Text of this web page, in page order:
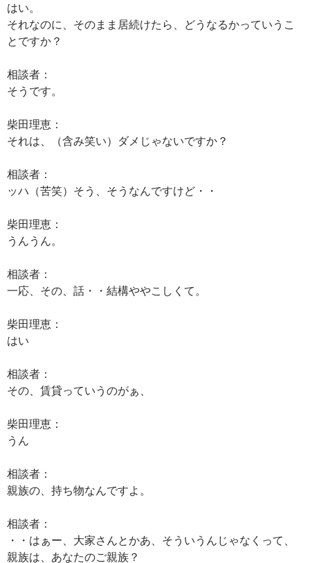
はい。
それなのに、そのまま居続けたら、どうなるかっていうこ
とですか？
相談者：
そうです。
柴田理恵：
それは、（含み笑い）ダメじゃないですか？
相談者：
ッハ（苦笑）そう、そうなんですけど・・
柴田理恵：
うんうん。
相談者：
一応、その、話・・結構ややこしくて。
柴田理恵：
はい
相談者：
その、賃貸っていうのがぁ、
柴田理恵：
うん
相談者：
親族の、持ち物なんですよ。
相談者：
・・はぁー、大家さんとかあ、そういうんじゃなくって、
親族は、あなたのご親族？